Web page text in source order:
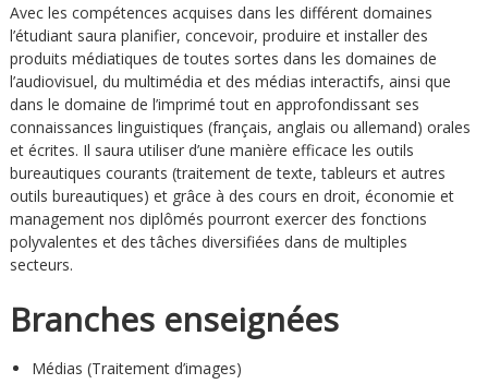
Avec les compétences acquises dans les différent domaines
l’étudiant saura planifier, concevoir, produire et installer des
produits médiatiques de toutes sortes dans les domaines de
l’audiovisuel, du multimédia et des médias interactifs, ainsi que
dans le domaine de l’imprimé tout en approfondissant ses
connaissances linguistiques (français, anglais ou allemand) orales
et écrites. Il saura utiliser d’une manière efficace les outils
bureautiques courants (traitement de texte, tableurs et autres
outils bureautiques) et grâce à des cours en droit, économie et
management nos diplômés pourront exercer des fonctions
polyvalentes et des tâches diversifiées dans de multiples
secteurs.
Branches enseignées
Médias (Traitement d’images)